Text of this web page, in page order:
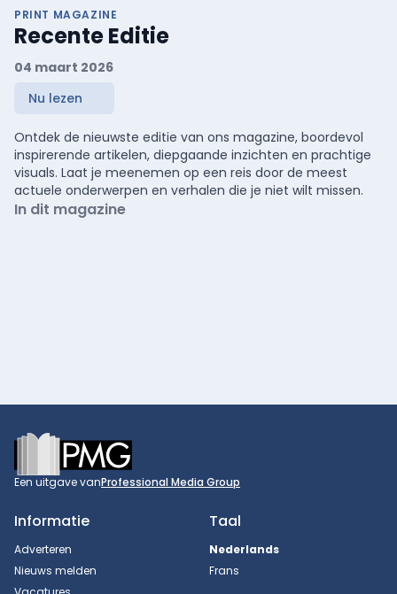
PRINT MAGAZINE
Recente Editie
04 maart 2026
Nu lezen
Ontdek de nieuwste editie van ons magazine, boordevol
inspirerende artikelen, diepgaande inzichten en prachtige
visuals. Laat je meenemen op een reis door de meest
actuele onderwerpen en verhalen die je niet wilt missen.
In dit magazine
Footer
Een uitgave vanProfessional Media Group
Informatie
Adverteren
Nieuws melden
Taal
Nederlands
Frans